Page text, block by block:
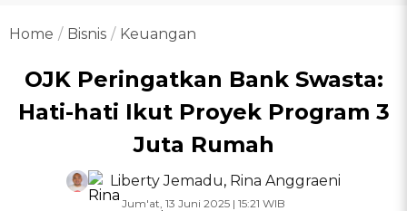
Home Bisnis Keuangan
OJK Peringatkan Bank Swasta:
Hati-hati Ikut Proyek Program 3
Juta Rumah
Liberty Jemadu, Rina Anggraeni
Jum'at, 13 Juni 2025 | 15:21 WIB